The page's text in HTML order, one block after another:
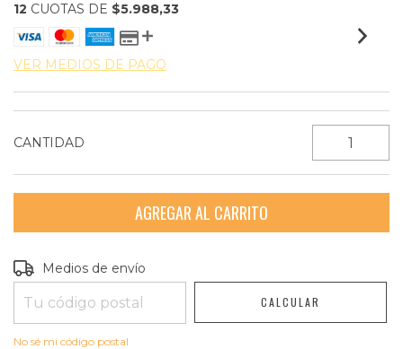
12 CUOTAS DE $5.988,33
VER MEDIOS DE PAGO
CANTIDAD
Entregas para el CP:
Medios de envío
CALCULAR
No sé mi código postal